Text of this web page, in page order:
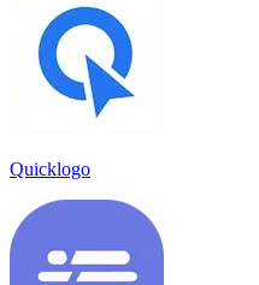
Quicklogo